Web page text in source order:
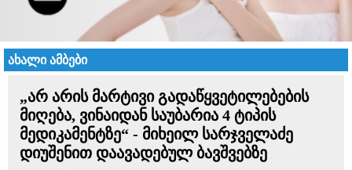
ახალი ამბები
„არ არის მარტივი გადაწყვეტილებების
მიღება, ვინაიდან საუბარია 4 ტიპის
მედიკამენტზე“ - მიხეილ სარჯველაძე
დიუშენით დაავადებულ ბავშვებზე